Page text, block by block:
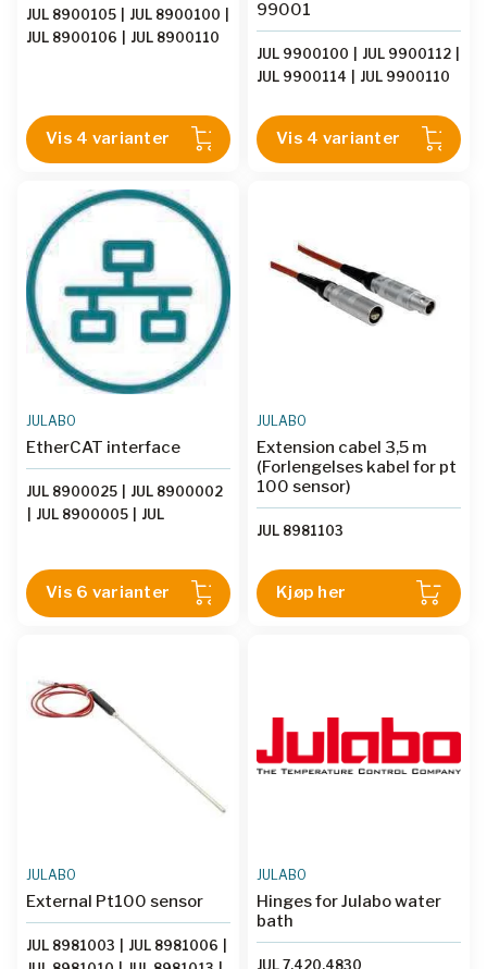
JUL 8900105 JUL 8900100
JUL 8900106
JUL 8900110
Vis 4 varianter
99001
JUL 9900100 JUL 9900112
JUL 9900114
JUL 9900110
Vis 4 varianter
JULABO
EtherCAT interface
JUL 8900025
JUL 8900002
JUL 8900005
JUL
Vis 6 varianter
JULABO
Extension cabel 3,5 m
(Forlengelses kabel for pt
100 sensor)
JUL 8981103
Kjøp her
JULABO
External Pt100 sensor
JUL 8981003 JUL 8981006
JULABO
Hinges for Julabo water
bath
JUL 7.420.4830